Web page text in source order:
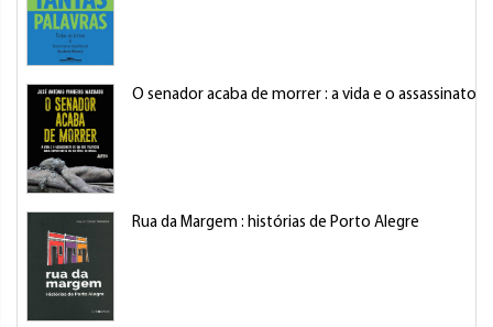
O senador acaba de morrer : a vida e o
Rua da Margem : histórias de Porto Alegre